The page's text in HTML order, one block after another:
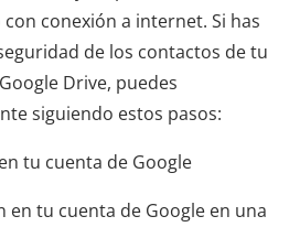
conexión a internet. Si has
de los contactos de tu
Drive, puedes
siguiendo estos pasos:
tu cuenta de Google
en tu cuenta de Google en una